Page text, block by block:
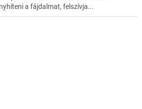
a fájdalmat, felszívja...